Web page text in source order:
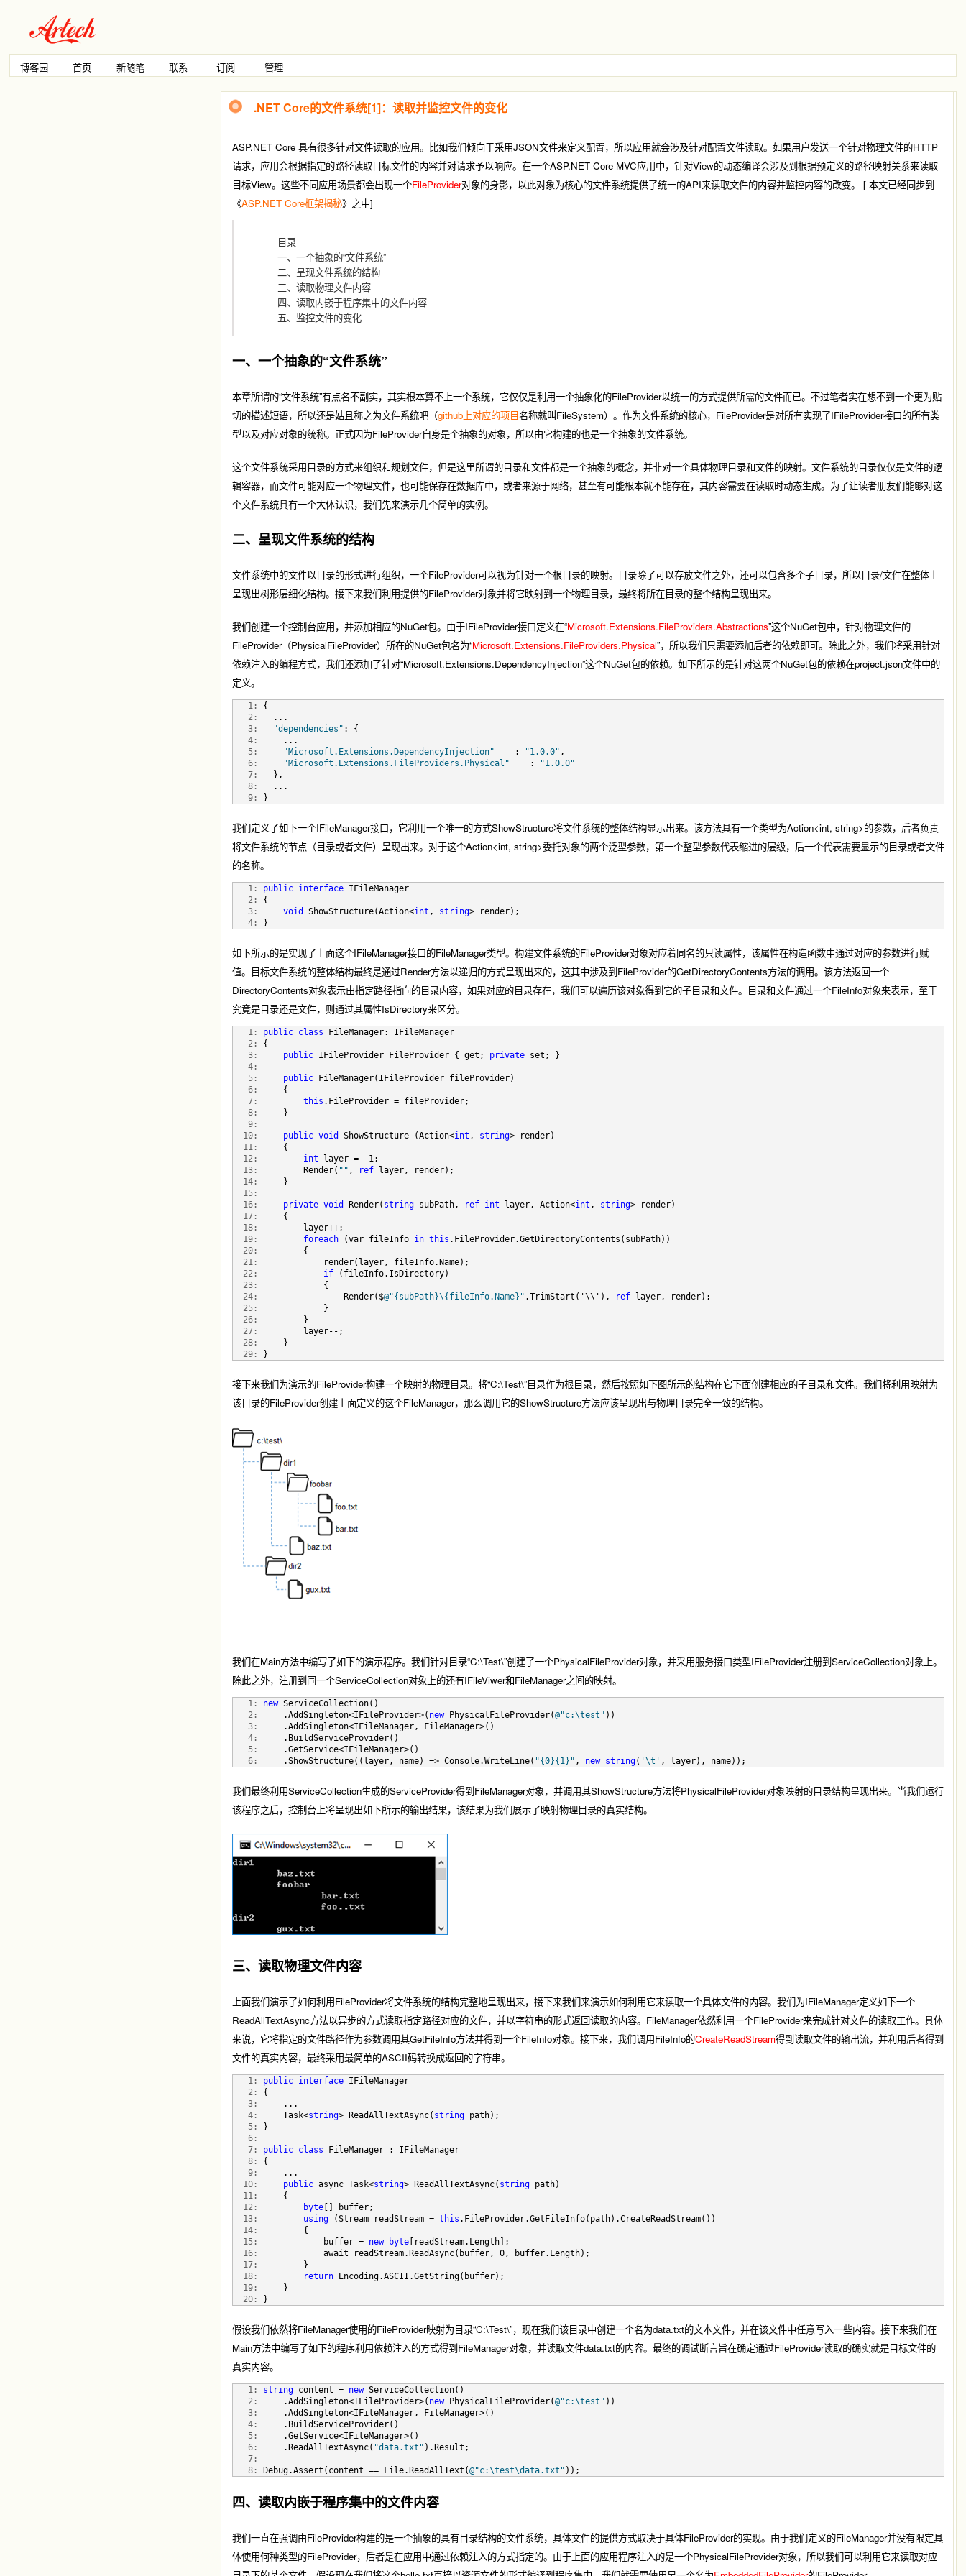
博客园 首页 新随笔 联系 订阅 管理
.NET Core的文件系统[1]：读取并监控文件的变化
ASP.NET Core 具有很多针对文件读取的应用。比如我们倾向于采用JSON文件来定义配置，所以应用就会涉及针对配置文件读取。如果用户发送一个针对物理文件的HTTP
请求，应用会根据指定的路径读取目标文件的内容并对请求予以响应。在一个ASP.NET Core MVC应用中，针对View的动态编译会涉及到根据预定义的路径映射关系来读取
目标View。这些不同应用场景都会出现一个FileProvider对象的身影，以此对象为核心的文件系统提供了统一的API来读取文件的内容并监控内容的改变。 [ 本文已经同步到
《ASP.NET Core框架揭秘》之中]
目录
一、一个抽象的“文件系统”
二、呈现文件系统的结构
三、读取物理文件内容
四、读取内嵌于程序集中的文件内容
五、监控文件的变化
一、一个抽象的“文件系统”
本章所谓的“文件系统”有点名不副实，其实根本算不上一个系统，它仅仅是利用一个抽象化的FileProvider以统一的方式提供所需的文件而已。不过笔者实在想不到一个更为贴
切的描述短语，所以还是姑且称之为文件系统吧（github上对应的项目名称就叫FileSystem）。作为文件系统的核心，FileProvider是对所有实现了IFileProvider接口的所有类
型以及对应对象的统称。正式因为FileProvider自身是个抽象的对象，所以由它构建的也是一个抽象的文件系统。
这个文件系统采用目录的方式来组织和规划文件，但是这里所谓的目录和文件都是一个抽象的概念，并非对一个具体物理目录和文件的映射。文件系统的目录仅仅是文件的逻
辑容器，而文件可能对应一个物理文件，也可能保存在数据库中，或者来源于网络，甚至有可能根本就不能存在，其内容需要在读取时动态生成。为了让读者朋友们能够对这
个文件系统具有一个大体认识，我们先来演示几个简单的实例。
二、呈现文件系统的结构
文件系统中的文件以目录的形式进行组织，一个FileProvider可以视为针对一个根目录的映射。目录除了可以存放文件之外，还可以包含多个子目录，所以目录/文件在整体上
呈现出树形层细化结构。接下来我们利用提供的FileProvider对象并将它映射到一个物理目录，最终将所在目录的整个结构呈现出来。
我们创建一个控制台应用，并添加相应的NuGet包。由于IFileProvider接口定义在“Microsoft.Extensions.FileProviders.Abstractions”这个NuGet包中，针对物理文件的
FileProvider（PhysicalFileProvider）所在的NuGet包名为“Microsoft.Extensions.FileProviders.Physical”，所以我们只需要添加后者的依赖即可。除此之外，我们将采用针对
依赖注入的编程方式，我们还添加了针对“Microsoft.Extensions.DependencyInjection”这个NuGet包的依赖。如下所示的是针对这两个NuGet包的依赖在project.json文件中的
定义。
   1:
{
   2:
   ...
   3:
"dependencies" : {
   4:
     ...
   5:
"Microsoft.Extensions.DependencyInjection"
    :
"1.0.0" ,
   6:
"Microsoft.Extensions.FileProviders.Physical"
    :
"1.0.0"
   7:
   },
   8:
   ...
   9:
}
我们定义了如下一个IFileManager接口，它利用一个唯一的方式ShowStructure将文件系统的整体结构显示出来。该方法具有一个类型为Action<int, string>的参数，后者负责
将文件系统的节点（目录或者文件）呈现出来。对于这个Action<int, string>委托对象的两个泛型参数，第一个整型参数代表缩进的层级，后一个代表需要显示的目录或者文件
的名称。
   1:
public interface IFileManager
   2:
{
   3:
void ShowStructure(Action<int , string> render);
   4:
}
如下所示的是实现了上面这个IFileManager接口的FileManager类型。构建文件系统的FileProvider对象对应着同名的只读属性，该属性在构造函数中通过对应的参数进行赋
值。目标文件系统的整体结构最终是通过Render方法以递归的方式呈现出来的，这其中涉及到FileProvider的GetDirectoryContents方法的调用。该方法返回一个
DirectoryContents对象表示由指定路径指向的目录内容，如果对应的目录存在，我们可以遍历该对象得到它的子目录和文件。目录和文件通过一个FileInfo对象来表示，至于
究竟是目录还是文件，则通过其属性IsDirectory来区分。
   1:
public class FileManager: IFileManager
   2:
{
   3:
public IFileProvider FileProvider { get; private set; }
   4:
   5:
public FileManager(IFileProvider fileProvider)
   6:
     {
   7:
this .FileProvider = fileProvider;
   8:
     }
   9:
  10:
public void ShowStructure (Action<int , string> render)
  11:
     {
  12:
int layer = -1;
  13:
         Render(
"" , ref layer, render);
  14:
     }
  15:
  16:
private void Render( string subPath, ref int layer, Action<int , string> render)
  17:
     {
  18:
         layer++;
  19:
foreach (var fileInfo in this .FileProvider.GetDirectoryContents(subPath))
  20:
         {
  21:
             render(layer, fileInfo.Name);
  22:
if (fileInfo.IsDirectory)
  23:
             {
  24:
                 Render($
@"{subPath}\{fileInfo.Name}" .TrimStart('\\'), ref layer, render);
  25:
             }
  26:
         }
  27:
         layer--;
  28:
     }
  29:
}
接下来我们为演示的FileProvider构建一个映射的物理目录。将“C:\Test\”目录作为根目录，然后按照如下图所示的结构在它下面创建相应的子目录和文件。我们将利用映射为
该目录的FileProvider创建上面定义的这个FileManager，那么调用它的ShowStructure方法应该呈现出与物理目录完全一致的结构。
我们在Main方法中编写了如下的演示程序。我们针对目录“C:\Test\”创建了一个PhysicalFileProvider对象，并采用服务接口类型IFileProvider注册到ServiceCollection对象上。
除此之外，注册到同一个ServiceCollection对象上的还有IFileViwer和FileManager之间的映射。
   1:
new ServiceCollection()
   2:
     .AddSingleton<IFileProvider>(
new PhysicalFileProvider(@"c:\test" ))
   3:
     .AddSingleton<IFileManager, FileManager>()
   4:
     .BuildServiceProvider()
   5:
     .GetService<IFileManager>()
   6:
     .ShowStructure((layer, name) => Console.WriteLine(
"{0}{1}" , new string( '\t' , layer), name));
我们最终利用ServiceCollection生成的ServiceProvider得到FileManager对象，并调用其ShowStructure方法将PhysicalFileProvider对象映射的目录结构呈现出来。当我们运行
该程序之后，控制台上将呈现出如下所示的输出结果，该结果为我们展示了映射物理目录的真实结构。
三、读取物理文件内容
上面我们演示了如何利用FileProvider将文件系统的结构完整地呈现出来，接下来我们来演示如何利用它来读取一个具体文件的内容。我们为IFileManager定义如下一个
ReadAllTextAsync方法以异步的方式读取指定路径对应的文件，并以字符串的形式返回读取的内容。FileManager依然利用一个FileProvider来完成针对文件的读取工作。具体
来说，它将指定的文件路径作为参数调用其GetFileInfo方法并得到一个FileInfo对象。接下来，我们调用FileInfo的CreateReadStream得到读取文件的输出流，并利用后者得到
文件的真实内容，最终采用最简单的ASCII码转换成返回的字符串。
   1:
public interface IFileManager
   2:
{
   3:
     ...
   4:
     Task<
string> ReadAllTextAsync( string path);
   5:
}
   6:
   7:
public class FileManager : IFileManager
   8:
{
   9:
     ...
  10:
public async Task<string> ReadAllTextAsync( string path)
  11:
     {
  12:
byte[] buffer;
  13:
using (Stream readStream = this .FileProvider.GetFileInfo(path).CreateReadStream())
  14:
         {
  15:
             buffer =
new byte[readStream.Length];
  16:
             await readStream.ReadAsync(buffer, 0, buffer.Length);
  17:
         }
  18:
return Encoding.ASCII.GetString(buffer);
  19:
     }
  20:
}
假设我们依然将FileManager使用的FileProvider映射为目录“C:\Test\”，现在我们该目录中创建一个名为data.txt的文本文件，并在该文件中任意写入一些内容。接下来我们在
Main方法中编写了如下的程序利用依赖注入的方式得到FileManager对象，并读取文件data.txt的内容。最终的调试断言旨在确定通过FileProvider读取的确实就是目标文件的
真实内容。
   1:
string content = new ServiceCollection()
   2:
     .AddSingleton<IFileProvider>(
new PhysicalFileProvider(@"c:\test" ))
   3:
     .AddSingleton<IFileManager, FileManager>()
   4:
     .BuildServiceProvider()
   5:
     .GetService<IFileManager>()
   6:
     .ReadAllTextAsync(
"data.txt" ).Result;
   7:
   8:
Debug.Assert(content == File.ReadAllText(@"c:\test\data.txt" ));
四、读取内嵌于程序集中的文件内容
我们一直在强调由FileProvider构建的是一个抽象的具有目录结构的文件系统，具体文件的提供方式取决于具体FileProvider的实现。由于我们定义的FileManager并没有限定具
体使用何种类型的FileProvider，后者是在应用中通过依赖注入的方式指定的。由于上面的应用程序注入的是一个PhysicalFileProvider对象，所以我们可以利用它来读取对应